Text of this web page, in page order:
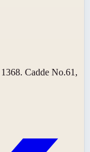
Cadde No.61,